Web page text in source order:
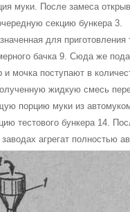
муки. После замеса
секцию бун­кера 3.
для
бачка 9. Сюда же
мочка поступают в
жидкую смесь
порцию муки из
тестового бун­кера 14.
агрегат полностью